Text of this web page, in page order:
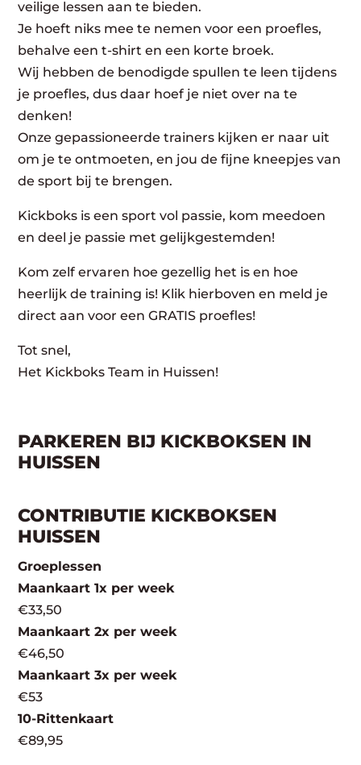
veilige lessen aan te bieden.
Je hoeft niks mee te nemen voor een proefles,
behalve een t-shirt en een korte broek.
Wij hebben de benodigde spullen te leen tijdens
je proefles, dus daar hoef je niet over na te
denken!
Onze gepassioneerde trainers kijken er naar uit
om je te ontmoeten, en jou de fijne kneepjes van
de sport bij te brengen.
Kickboks is een sport vol passie, kom meedoen
en deel je passie met gelijkgestemden!
Kom zelf ervaren hoe gezellig het is en hoe
heerlijk de training is! Klik hierboven en meld je
direct aan voor een GRATIS proefles!
Tot snel,
Het Kickboks Team in Huissen!
PARKEREN BIJ KICKBOKSEN IN
HUISSEN
CONTRIBUTIE KICKBOKSEN
HUISSEN
Groeplessen
Maankaart 1x per week
€33,50
Maankaart 2x per week
€46,50
Maankaart 3x per week
€53
10-Rittenkaart
€89,95